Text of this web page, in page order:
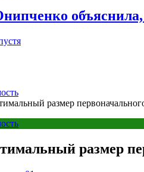
размер
размер